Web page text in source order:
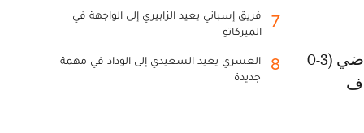
7
فريق إسباني يعيد الزابيري إلى الواجهة في
الميركاتو
8
العسري يعيد السعيدي إلى الوداد في مهمة
جديدة